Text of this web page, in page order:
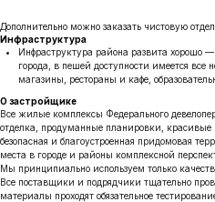
Дополнительно можно заказать чистовую
Инфраструктура
Инфраструктура района развита хорошо
города, в пешей доступности имеется все
магазины, рестораны и кафе,
О застройщике
Все жилые комплексы Федерального
отделка, продуманные планировки, красивые
безопасная и благоустроенная придомовая
места в городе и районы комплексной
Мы принципиально используем только
Все поставщики и подрядчики тщательно
материалы проходят обязательное